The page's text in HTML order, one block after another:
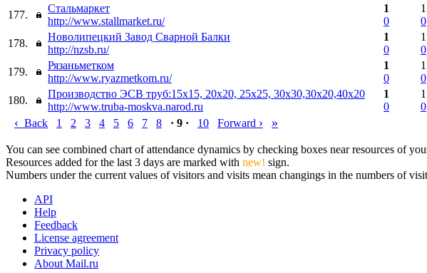
177.
Стальмаркет
http://www.stallmarket.ru/
1
0
1
0
178.
Новолипецкий Завод Сварной Балки
http://nzsb.ru/
1
0
1
0
179.
Рязаньметком
http://www.ryazmetkom.ru/
1
0
1
0
180.
Производство ЭСВ труб:15х15, 20х20, 25х25, 30х30,30х20,40х20
http://www.truba-moskva.narod.ru
1
0
1
0
‹ Back 1 2 3 4 5 6 7 8 · 9 · 10 Forward › »
You can see combined chart of attendance dynamics by checking boxes near resources of
Resources added for the last 3 days are marked with new! sign.
Numbers under the current values of visitors and visits mean changings in the numbers of
API
Help
Feedback
License agreement
Privacy policy
About Mail.ru